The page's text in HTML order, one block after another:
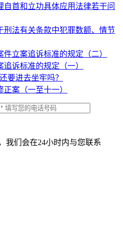
自首和立功具体应用法律若干问
刑法有关条款中犯罪数额、情节
立案追诉标准的规定（二）
诉标准的规定（一）
要进去坐牢吗？
案（一至十一）
我们会在24小时内与您联系